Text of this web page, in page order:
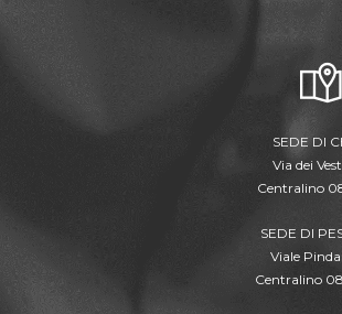
SEDE DI
Via dei
Centralino
SEDE DI
Viale
Centralino